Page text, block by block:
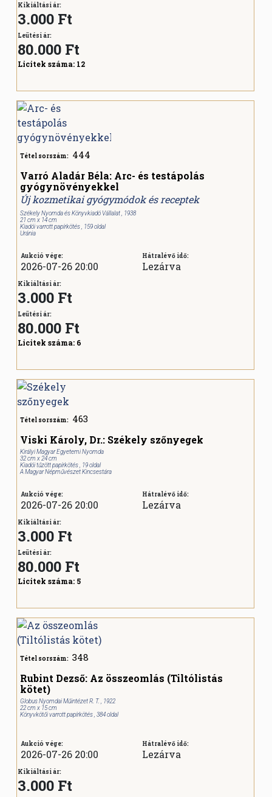
Kikiáltási ár:
3.000 Ft
Leütési ár:
80.000 Ft
Licitek száma: 12
Tétel sorszám: 444
Varró Aladár Béla: Arc- és testápolás
gyógynövényekkel
Új kozmetikai gyógymódok és receptek
Székely Nyomda és Könyvkiadó Vállalat , 1938
21 cm x 14 cm
Kiadói varrott papírkötés , 159 oldal
Uránia
Aukció vége:
2026-07-26 20:00
Hátralévő idő:
Lezárva
Kikiáltási ár:
3.000 Ft
Leütési ár:
80.000 Ft
Licitek száma: 6
Tétel sorszám: 463
Viski Károly, Dr.: Székely szőnyegek
Királyi Magyar Egyetemi Nyomda
32 cm x 24 cm
Kiadói tűzött papírkötés , 19 oldal
A Magyar Népművészet Kincsestára
Aukció vége:
2026-07-26 20:00
Hátralévő idő:
Lezárva
Kikiáltási ár:
3.000 Ft
Leütési ár:
80.000 Ft
Licitek száma: 5
Tétel sorszám: 348
Rubint Dezső: Az összeomlás (Tiltólistás
kötet)
Globus Nyomdai Műintézet R. T. , 1922
22 cm x 15 cm
Könyvkötői varrott papírkötés , 384 oldal
Aukció vége:
2026-07-26 20:00
Hátralévő idő:
Lezárva
Kikiáltási ár:
3.000 Ft